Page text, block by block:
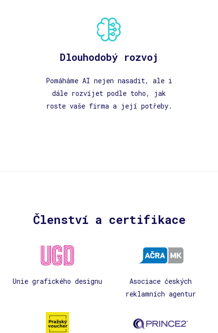
Dlouhodobý rozvoj
Pomáháme AI nejen nasadit, ale i
dále rozvíjet podle toho, jak
roste vaše firma a její potřeby.
Členství a certifikace
Unie grafického designu
Asociace českých
reklamních agentur